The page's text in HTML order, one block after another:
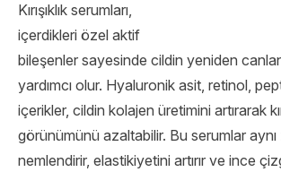
Kırışıklık serumları,
içerdikleri özel aktif
bileşenler sayesinde cildin yeniden
yardımcı olur. Hyaluronik asit, retinol,
içerikler, cildin kolajen üretimini artırarak
görünümünü azaltabilir. Bu serumlar
nemlendirir, elastikiyetini artırır ve ince